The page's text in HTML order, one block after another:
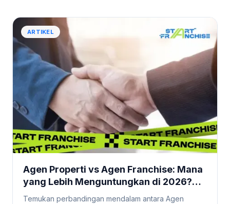
ARTIKEL
Agen Properti vs Agen Franchise: Mana
yang Lebih Menguntungkan di 2026?
#StartFranchise
Temukan perbandingan mendalam antara Agen